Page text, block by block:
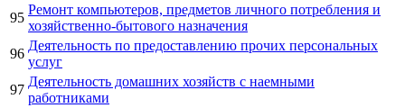
95
Ремонт компьютеров, предметов личного потребления и
хозяйственно-бытового назначения
96
Деятельность по предоставлению прочих персональных
услуг
97
Деятельность домашних хозяйств с наемными
работниками